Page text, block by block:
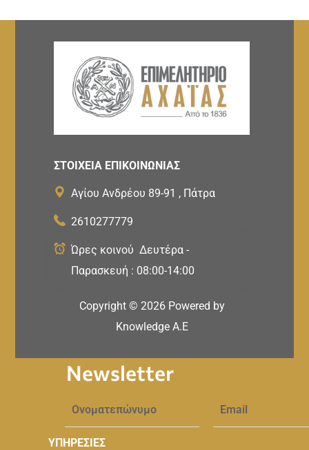
ΣΤΟΙΧΕΙΑ ΕΠΙΚΟΙΝΩΝΙΑΣ
Αγίου Ανδρέου 89-91 , Πάτρα
2610277779
Ώρες κοινού Δευτέρα -
Παρασκευή : 08:00-14:00
Copyright © 2026 Powered by
Knowledge A.E
Newsletter
ΥΠΗΡΕΣΙΕΣ